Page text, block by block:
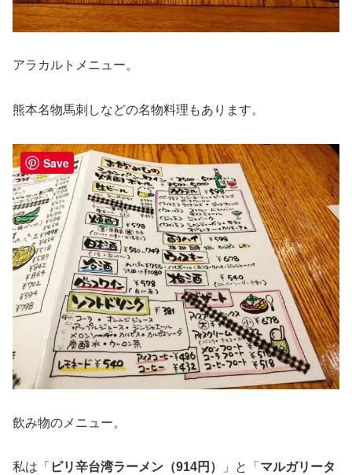
アラカルトメニュー。
熊本名物馬刺しなどの名物料理もあります。
飲み物のメニュー。
私は「 ピリ辛台湾ラーメン（914円） 」と「 マルガリータ
Save